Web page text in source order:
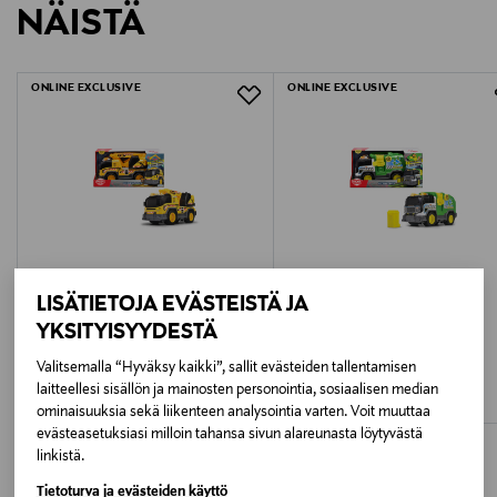
LISÄTIETOJA EVÄSTEISTÄ JA
YKSITYISYYDESTÄ
Valitsemalla “Hyväksy kaikki”, sallit evästeiden tallentamisen
laitteellesi sisällön ja mainosten personointia, sosiaalisen median
ominaisuuksia sekä liikenteen analysointia varten. Voit muuttaa
evästeasetuksiasi milloin tahansa sivun alareunasta löytyvästä
linkistä.
Tietoturva ja evästeiden käyttö
1550453
Paristo sisältyy
AAA/LR3
Avainsanat
LUE TARKEMMAT PALAUTUSOHJEET
NÄISTÄ
ONLINE EXCLUSIVE
DICKIE TOYS
DICKIE TOYS Kaivinkone, 30 cm
Original Price
35,99 €
ONLINE EXCLUSIVE
DICKIE TOYS
DICKIE TOYS Jäteauto, 30 cm
Original Price
35,99 €